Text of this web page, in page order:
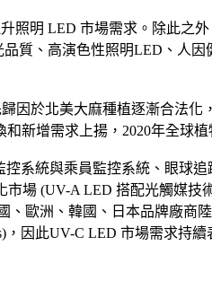
照明 LED 市場需求。除此之
質、高演色性照明LED、人
因於北美大麻種植逐漸合法
新增需求上揚，2020年全球植
系統與乘員監控系統、眼球
場 (UV-A LED 搭配光觸媒
、歐洲、韓國、日本品牌廠
，因此UV-C LED 市場需求持續